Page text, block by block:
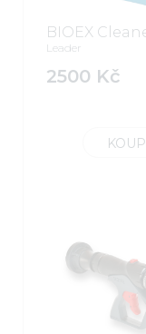
BIOEX
Leader
2500 Kč